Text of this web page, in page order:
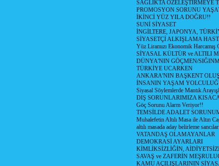
SAGLIKTA ÖZELEŞTİRMEYE
PROMOSYON SORUNU
İKİNCİ YÜZ YILA DOĞRU!!
SUNİ SİYASET
İNGİLTERE, JAPONYA,
SİYASETÇİ ALKIŞLAMA
Yüz Liramızı Ekonomik Harcamış
SİYASAL KÜLTÜR ve ALTILI
DÜNYA'NIN GÖÇMEN/
TÜRKİYE UCARKEN
ANKARA'NIN BAŞKENT
İNSANIN YAŞAM
Siyasal Söylemlerde Mantık
DIŞ SORUNLARIMIZA
Göç Sorunu Alarm Veriyor!!
TEMSİLDE ADALET
Muhalefetin Altılı Masa ile Altın
altılı masada aday belirleme
VATANDAŞ OLAMAYANLAR
DEMOKRASİ AYARLARI
KİMLİKSİZLİĞİN,
SAVAŞ ve ZAFERİN
KAMU AÇILIŞLARININ